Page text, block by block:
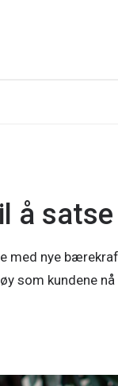
å satse
med nye
som kundene nå